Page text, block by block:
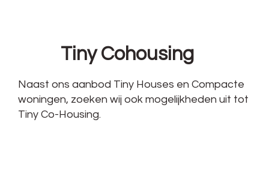
Tiny Cohousing
Naast ons aanbod Tiny Houses en Compacte
woningen, zoeken wij ook mogelijkheden uit tot
Tiny Co-Housing.